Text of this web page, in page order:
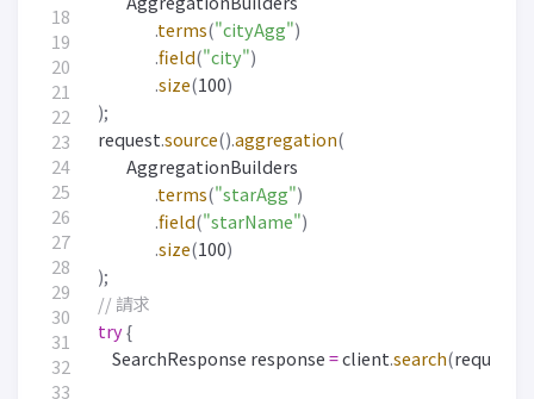
22
24
27
32
.terms("cityAgg")
.field("city")
.size(100)
);
request.source().aggregation(
AggregationBuilders
.terms("starAgg")
.field("starName")
.size(100)
);
// 請求
try{
SearchResponse response =client.search(request